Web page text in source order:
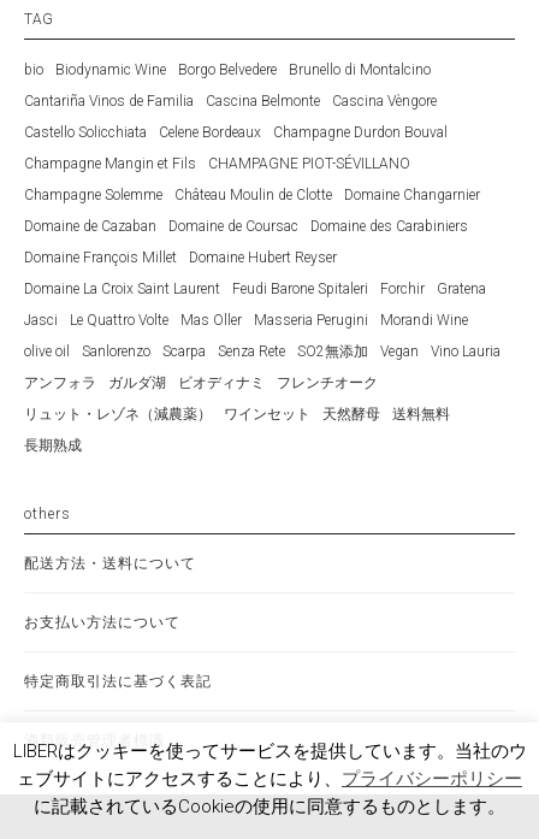
TAG
bio Biodynamic Wine Borgo Belvedere
Brunello di Montalcino
Cantariña Vinos de Familia
Cascina Belmonte
Cascina Vèngore
Castello Solicchiata
Celene Bordeaux
Champagne Durdon Bouval
Champagne Mangin et Fils
CHAMPAGNE PIOT-SÉVILLANO
Champagne Solemme
Château Moulin de Clotte
Domaine Changarnier
Domaine de Cazaban
Domaine de Coursac
Domaine des Carabiniers
Domaine François Millet
Domaine Hubert Reyser
Domaine La Croix Saint Laurent
Feudi Barone Spitaleri Forchir
Gratena
Jasci
Le Quattro Volte Mas Oller Masseria Perugini
Morandi Wine
olive oil
Sanlorenzo Scarpa Senza Rete SO2無添加 Vegan
Vino Lauria
アンフォラ
ガルダ湖 ビオディナミ
フレンチオーク
リュット・レゾネ（減農薬）
ワインセット 天然酵母
送料無料
長期熟成
others
配送方法・送料について
お支払い方法について
特定商取引法に基づく表記
LIBERはクッキーを使ってサービスを提供しています。当社のウ
ェブサイトにアクセスすることにより、 プライバシーポリシー
に記載されているCookieの使用に同意するものとします。